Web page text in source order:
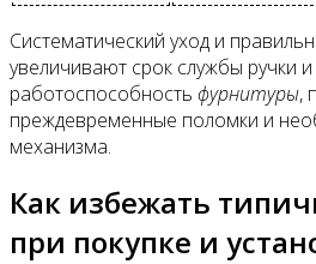
Систематический уход и
увеличивают срок службы ручки
работоспособность фурнитуры,
преждевременные поломки и
механизма.
Как избежать
при покупке и